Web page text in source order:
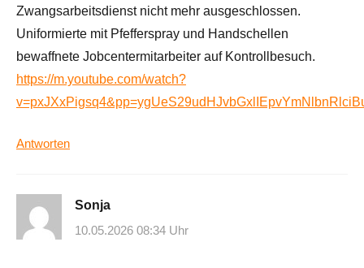
Zwangsarbeitsdienst nicht mehr ausgeschlossen.
Uniformierte mit Pfefferspray und Handschellen
bewaffnete Jobcentermitarbeiter auf Kontrollbesuch.
https://m.youtube.com/watch?
Antworten
Sonja
10.05.2026 08:34 Uhr